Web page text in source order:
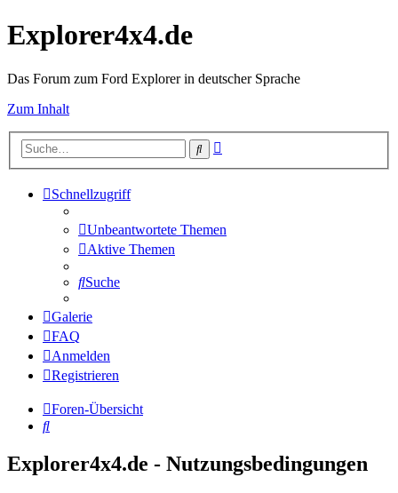
Explorer4x4.de
Das Forum zum Ford Explorer in deutscher Sprache
Zum Inhalt
Suche
Schnellzugriff
Unbeantwortete Themen
Aktive Themen
Suche
Galerie
FAQ
Anmelden
Registrieren
Foren-Übersicht
Suche
Explorer4x4.de - Nutzungsbedingungen